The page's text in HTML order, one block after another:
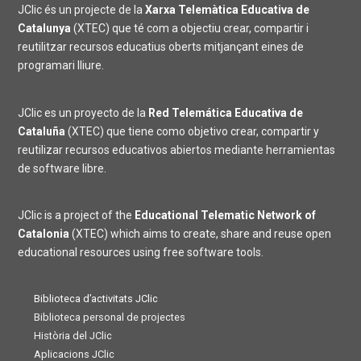
JClic és un projecte de la Xarxa Telemàtica Educativa de
Catalunya (XTEC) que té com a objectiu crear, compartir i
reutilitzar recursos educatius oberts mitjançant eines de
programari lliure.
JClic es un proyecto de la Red Telemática Educativa de
Cataluña (XTEC) que tiene como objetivo crear, compartir y
reutilizar recursos educativos abiertos mediante herramientas
de software libre.
JClic is a project of the Educational Telematic Network of
Catalonia (XTEC) which aims to create, share and reuse open
educational resources using free software tools.
Biblioteca d’activitats JClic
Biblioteca personal de projectes
Història del JClic
Aplicacions JClic